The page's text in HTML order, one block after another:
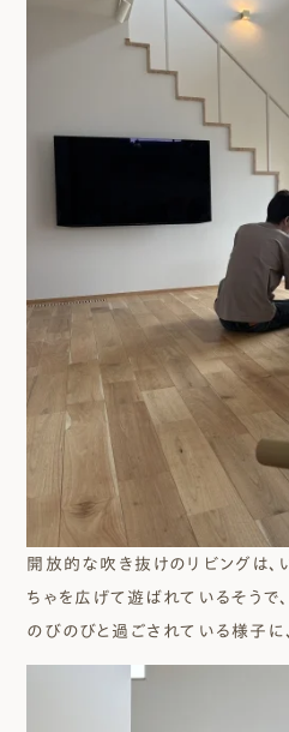
開放的な吹き抜けのリビングは
ちゃを広げて遊ばれているそうで、
のびのびと過ごされている様子に